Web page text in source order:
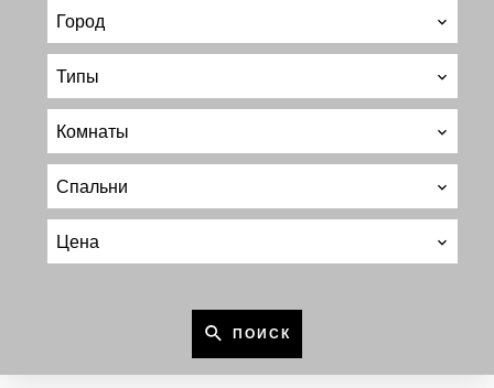
Город
Типы
Комнаты
Спальни
Цена
ПОИСК